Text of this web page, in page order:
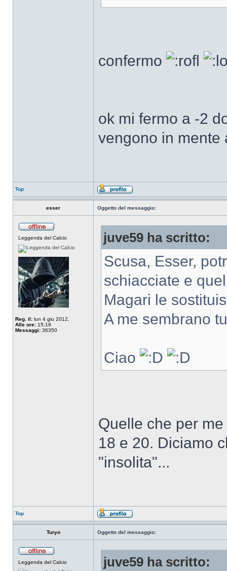
confermo
ok mi fermo a -2
vengono in
Top
esser Oggetto del messaggio:
Leggenda del Calcio
Reg. il: lun 4 giu 2012,
Alle ore: 15:19
Messaggi: 36350
juve59 ha scritto:
Scusa, Esser,
schiacciate e
Magari le
A me sembrano
Ciao
Quelle che per
18 e 20. Diciamo
"insolita"...
Top
Turyo Oggetto del messaggio:
Leggenda del Calcio juve59 ha scritto: